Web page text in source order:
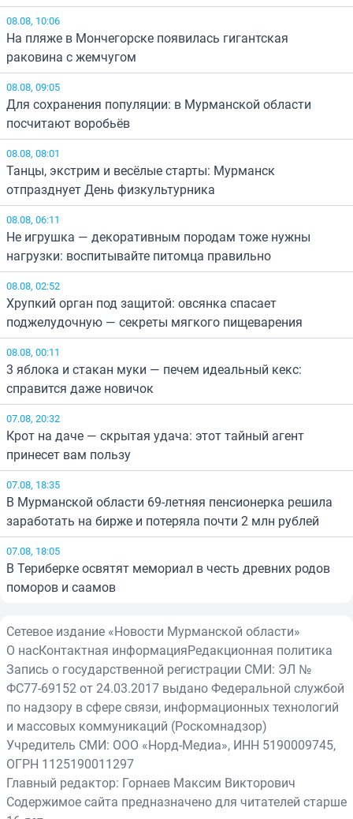
08.08, 10:06
На пляже в Мончегорске появилась гигантская
раковина с жемчугом
08.08, 09:05
Для сохранения популяции: в Мурманской области
посчитают воробьёв
08.08, 08:01
Танцы, экстрим и весёлые старты: Мурманск
отпразднует День физкультурника
08.08, 06:11
Не игрушка — декоративным породам тоже нужны
нагрузки: воспитывайте питомца правильно
08.08, 02:52
Хрупкий орган под защитой: овсянка спасает
поджелудочную — секреты мягкого пищеварения
08.08, 00:11
3 яблока и стакан муки — печем идеальный кекс:
справится даже новичок
07.08, 20:32
Крот на даче — скрытая удача: этот тайный агент
принесет вам пользу
07.08, 18:35
В Мурманской области 69-летняя пенсионерка решила
заработать на бирже и потеряла почти 2 млн рублей
07.08, 18:05
В Териберке освятят мемориал в честь древних родов
поморов и саамов
Сетевое издание «Новости Мурманской области»
О насКонтактная информацияРедакционная политика
Запись о государственной регистрации СМИ: ЭЛ №
ФС77-69152 от 24.03.2017 выдано Федеральной службой
по надзору в сфере связи, информационных технологий
и массовых коммуникаций (Роскомнадзор)
Учредитель СМИ: ООО «Норд-Медиа», ИНН 5190009745,
ОГРН 1125190011297
Главный редактор: Горнаев Максим Викторович
Содержимое сайта предназначено для читателей старше